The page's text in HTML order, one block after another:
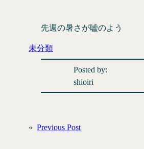
先週の暑さが嘘のよう
未分類
Posted by:
shioiri
« Previous Post